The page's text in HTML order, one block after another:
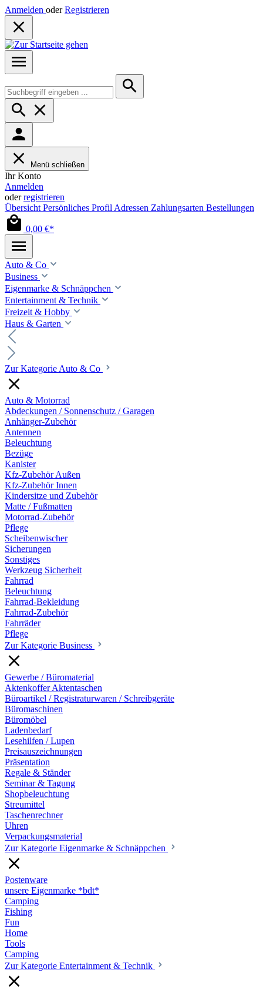
Anmelden oder Registrieren
Menü schließen
Ihr Konto
Anmelden
oderregistrieren
Übersicht Persönliches Profil Adressen Zahlungsarten Bestellungen
0,00 €*
Auto & Co
Business
Eigenmarke & Schnäppchen
Entertainment & Technik
Freizeit & Hobby
Haus & Garten
Zur Kategorie Auto & Co
Auto & Motorrad
Abdeckungen / Sonnenschutz / Garagen
Anhänger-Zubehör
Antennen
Beleuchtung
Bezüge
Kanister
Kfz-Zubehör Außen
Kfz-Zubehör Innen
Kindersitze und Zubehör
Matte / Fußmatten
Motorrad-Zubehör
Pflege
Scheibenwischer
Sicherungen
Sonstiges
Werkzeug Sicherheit
Fahrrad
Beleuchtung
Fahrrad-Bekleidung
Fahrrad-Zubehör
Fahrräder
Pflege
Zur Kategorie Business
Gewerbe / Büromaterial
Aktenkoffer Aktentaschen
Büroartikel / Registraturwaren / Schreibgeräte
Büromaschinen
Büromöbel
Ladenbedarf
Lesehilfen / Lupen
Preisauszeichnungen
Präsentation
Regale & Ständer
Seminar & Tagung
Shopbeleuchtung
Streumittel
Taschenrechner
Uhren
Verpackungsmaterial
Zur Kategorie Eigenmarke & Schnäppchen
Postenware
unsere Eigenmarke *bdt*
Camping
Fishing
Fun
Home
Tools
Camping
Zur Kategorie Entertainment & Technik